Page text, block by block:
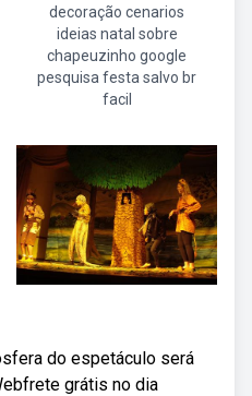
decoração cenarios
ideias natal sobre
chapeuzinho google
pesquisa festa salvo br
facil
do espetáculo será
grátis no dia